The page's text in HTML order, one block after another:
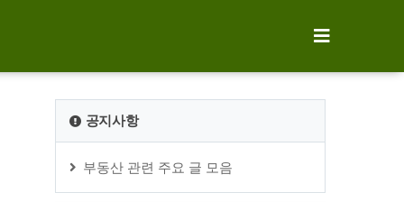
공지사항
부동산 관련 주요 글 모음